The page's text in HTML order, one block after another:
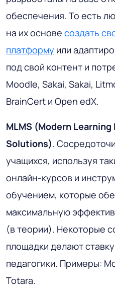
обеспечения. То есть
на их основе создать
платформу или
под свой контент и
Moodle, Sakai, Sakai,
BrainCert и Open edX.
MLMS (Modern
Solutions).
учащихся, используя
онлайн-курсов и
обучением, которые
максимальную
(в теории). Некоторые
площадки делают
педагогики. Примеры:
Totara.